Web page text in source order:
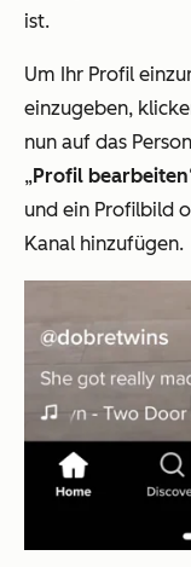
ist.
Um Ihr Profil
einzugeben,
nun auf das
„Profil bearbeiten
und ein Profilbild
Kanal hinzufügen.